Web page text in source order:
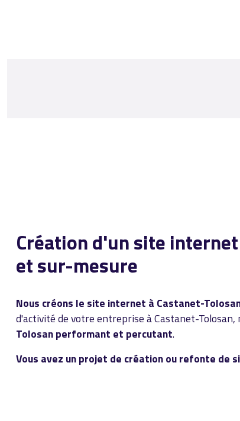
Création d'un site
et sur-mesure
Nous créons le site internet à Castanet-
d'activité de votre entreprise à Castanet-
Tolosan performant et percutant.
Vous avez un projet de création ou refonte de